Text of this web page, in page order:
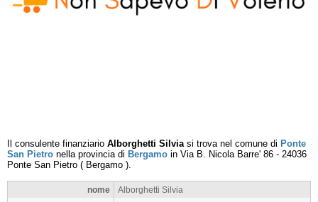
Il consulente finanziario Alborghetti Silviasi trova nel comune di Ponte
San Pietro nella provincia di Bergamo in Via B. Nicola Barre' 86 - 24036
Ponte San Pietro ( Bergamo ).
nome
Alborghetti Silvia